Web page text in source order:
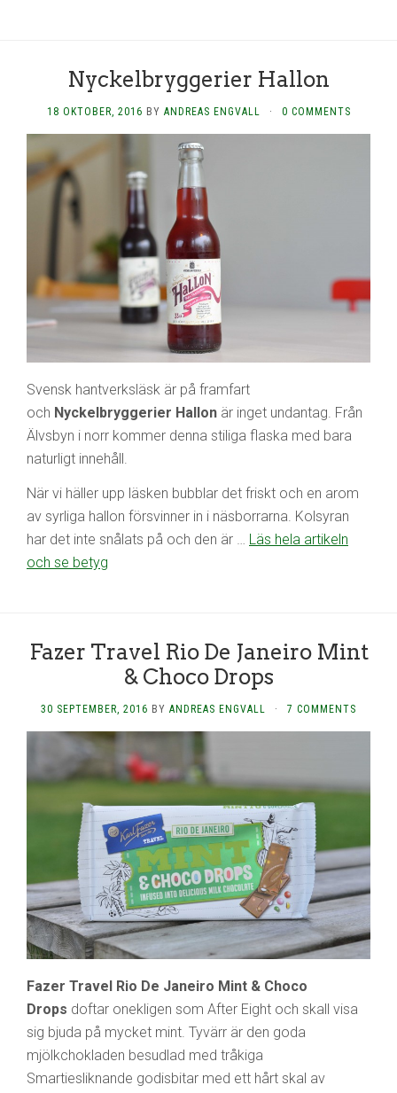
Nyckelbryggerier Hallon
18 OKTOBER, 2016 BY ANDREAS ENGVALL · 0 COMMENTS
Svensk hantverksläsk är på framfart
och Nyckelbryggerier Hallon är inget undantag. Från
Älvsbyn i norr kommer denna stiliga flaska med bara
naturligt innehåll.
När vi häller upp läsken bubblar det friskt och en arom
av syrliga hallon försvinner in i näsborrarna. Kolsyran
har det inte snålats på och den är … Läs hela artikeln
och se betyg
Fazer Travel Rio De Janeiro Mint
& Choco Drops
30 SEPTEMBER, 2016 BY ANDREAS ENGVALL · 7 COMMENTS
Fazer Travel Rio De Janeiro Mint & Choco
Drops doftar onekligen som After Eight och skall visa
sig bjuda på mycket mint. Tyvärr är den goda
mjölkchokladen besudlad med tråkiga
Smartiesliknande godisbitar med ett hårt skal av